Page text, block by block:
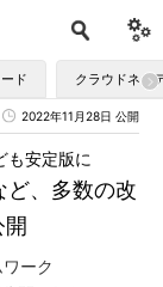
ド クラウドネイ
2022年11月28日 公開
ど、多数の改
も安定版に
ーク